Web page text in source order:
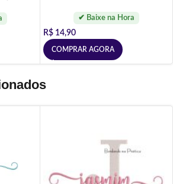
R$ 14,90
COMPRAR AGORA